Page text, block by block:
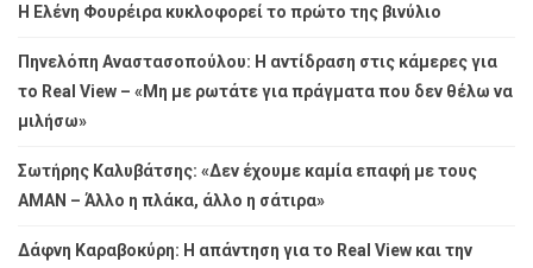
Η Ελένη Φουρέιρα κυκλοφορεί το πρώτο της βινύλιο
Πηνελόπη Αναστασοπούλου: Η αντίδραση στις κάμερες για
το Real View – «Μη με ρωτάτε για πράγματα που δεν θέλω να
μιλήσω»
Σωτήρης Καλυβάτσης: «Δεν έχουμε καμία επαφή με τους
ΑΜΑΝ – Άλλο η πλάκα, άλλο η σάτιρα»
Δάφνη Καραβοκύρη: Η απάντηση για το Real View και την